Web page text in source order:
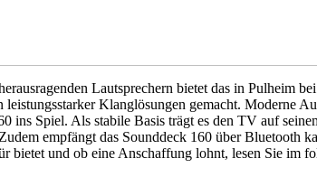
Lautsprechern bietet das in Pulheim
Klanglösungen gemacht. Moderne
ins Spiel. Als stabile Basis trägt es den TV auf
empfängt das Sounddeck 160 über Bluetooth
und ob eine Anschaffung lohnt, lesen Sie im